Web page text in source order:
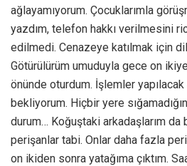
ağlayamıyorum. Çocuklarımla
yazdım, telefon hakkı verilmesini
edilmedi. Cenazeye katılmak için
Götürülürüm umuduyla gece on
önünde oturdum. İşlemler
bekliyorum. Hiçbir yere
durum… Koğuştaki arkadaşlarım
perişanlar tabi. Onlar daha fazla
on ikiden sonra yatağıma çıktım.